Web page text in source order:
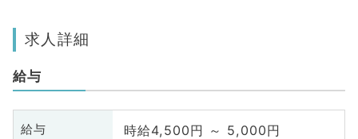
求人詳細
給与
給与 時給4,500円 ～ 5,000円